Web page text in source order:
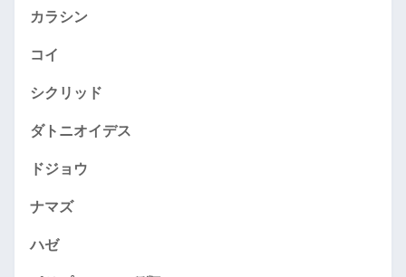
カラシン
コイ
シクリッド
ダトニオイデス
ドジョウ
ナマズ
ハゼ